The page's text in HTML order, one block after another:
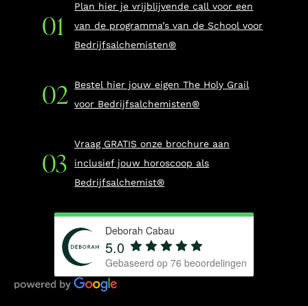
Plan hier je vrijblijvende call voor een
van de programma’s van de School voor
Bedrijfsalchemisten®
Bestel hier jouw eigen The Holy Grail
voor Bedrijfsalchemisten®
Vraag GRATIS onze brochure aan
inclusief jouw horoscoop als
Bedrijfsalchemist®
Deborah Cabau
5.0
Gebaseerd op 76 beoordelingen